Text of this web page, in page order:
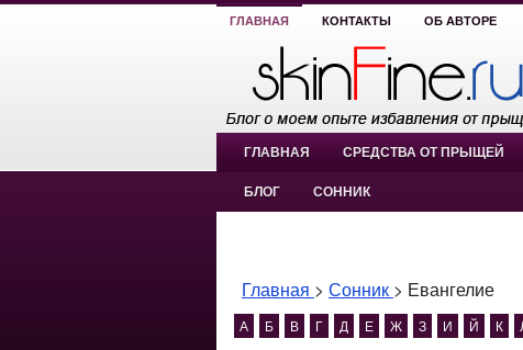
ГЛАВНАЯ КОНТАКТЫ ОБ АВТОРЕ
ГЛАВНАЯ СРЕДСТВА ОТ ПРЫЩЕЙ
БЛОГ СОННИК
Главная > Сонник > Евангелие
А Б В Г Д Е Ж З И Й К